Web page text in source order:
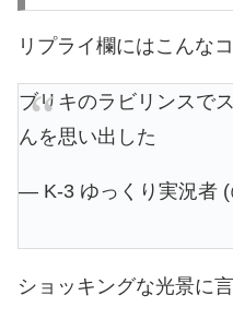
リプライ欄にはこんな
ブリキのラビリンスで
んを思い出した
— K-3 ゆっくり実況者
ショッキングな光景に